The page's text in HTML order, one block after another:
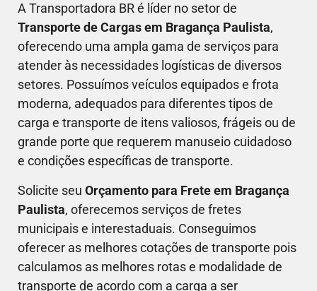
A Transportadora BR é líder no setor de
Transporte de Cargas em Bragança Paulista,
oferecendo uma ampla gama de serviços para
atender às necessidades logísticas de diversos
setores. Possuímos veículos equipados e frota
moderna, adequados para diferentes tipos de
carga e transporte de itens valiosos, frágeis ou de
grande porte que requerem manuseio cuidadoso
e condições específicas de transporte.
Solicite seu Orçamento para Frete em Bragança
Paulista, oferecemos serviços de fretes
municipais e interestaduais. Conseguimos
oferecer as melhores cotações de transporte pois
calculamos as melhores rotas e modalidade de
transporte de acordo com a carga a ser